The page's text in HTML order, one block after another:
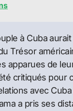
à Cuba
Trésor
apparues de
critiqués pour
avec
a pris ses